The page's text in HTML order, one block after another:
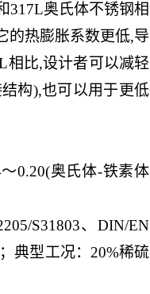
奥氏体不锈钢相
的热膨胀系数更低,导
相比,设计者可以减轻
构),也可以用于更低
0.20(奥氏体-铁素体
S31803、DIN/EN
典型工况：20%稀硫